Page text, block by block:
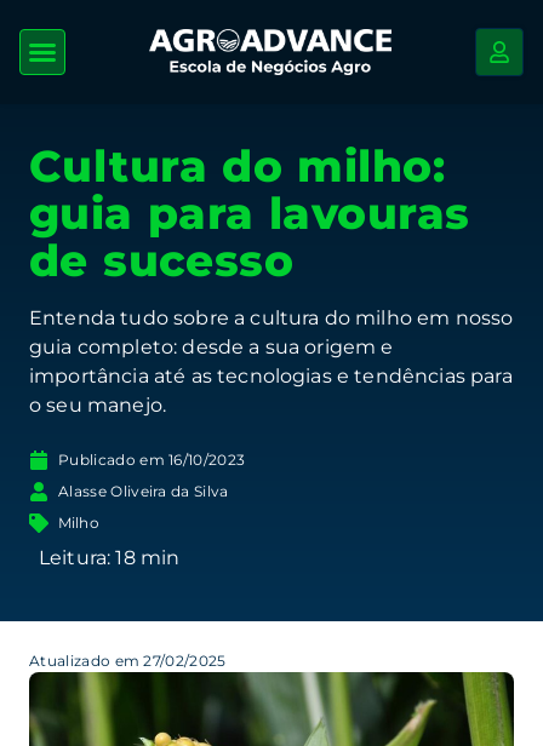
Cultura do milho:
guia para lavouras
de sucesso
Entenda tudo sobre a cultura do milho em nosso
guia completo: desde a sua origem e
importância até as tecnologias e tendências para
o seu manejo.
Publicado em 16/10/2023
Alasse Oliveira da Silva
Milho
Atualizado em 27/02/2025